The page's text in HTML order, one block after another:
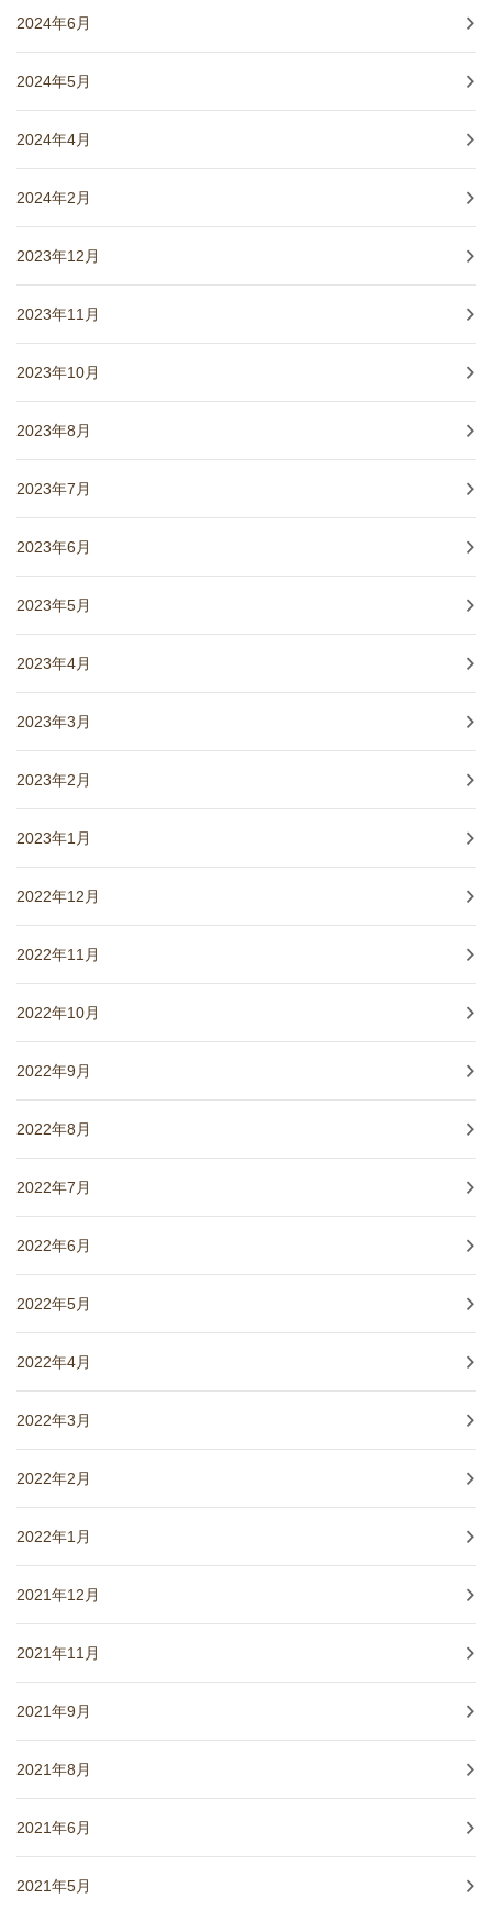
2024年6月
2024年5月
2024年4月
2024年2月
2023年12月
2023年11月
2023年10月
2023年8月
2023年7月
2023年6月
2023年5月
2023年4月
2023年3月
2023年2月
2023年1月
2022年12月
2022年11月
2022年10月
2022年9月
2022年8月
2022年7月
2022年6月
2022年5月
2022年4月
2022年3月
2022年2月
2022年1月
2021年12月
2021年11月
2021年9月
2021年8月
2021年6月
2021年5月